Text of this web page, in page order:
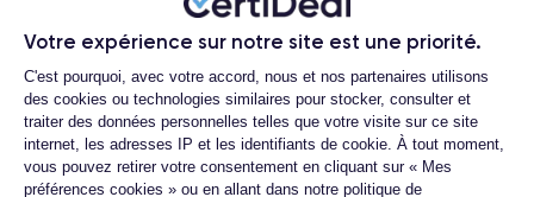
Votre expérience sur notre site est une priorité.
Plateforme de Gestion du
C'est pourquoi, avec votre accord, nous et nos partenaires utilisons
des cookies ou technologies similaires pour stocker, consulter et
traiter des données personnelles telles que votre visite sur ce site
internet, les adresses IP et les identifiants de cookie. À tout moment,
vous pouvez retirer votre consentement en cliquant sur « Mes
préférences cookies » ou en allant dans notre politique de
Liens utiles
iPhone 11 fiche technique -Catégorie iPhone 11-iPhone
X vs iPhone 11-iPhone 11 vs iPhone 12 -iPhone XS Max vs